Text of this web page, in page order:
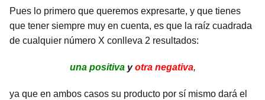
Pues lo primero que queremos expresarte, y que tienes
que tener siempre muy en cuenta, es que la raíz cuadrada
de cualquier número X conlleva 2 resultados:
una positivayotra negativa,
ya que en ambos casos su producto por sí mismo dará el